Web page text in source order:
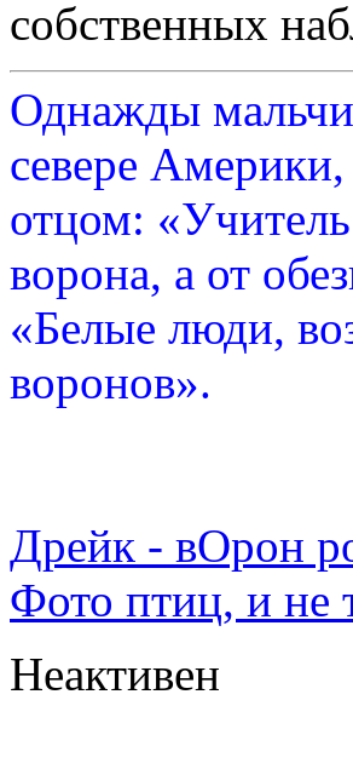
собственных
Однажды
севере
отцом:
ворона, а от
«Белые люди,
воронов».
Дрейк - вОрон
Фото птиц, и не
Неактивен